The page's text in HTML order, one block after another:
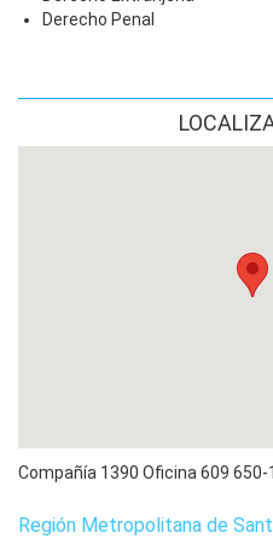
Derecho Penal
Compañía 1390 Oficina 609 650-
Región Metropolitana de